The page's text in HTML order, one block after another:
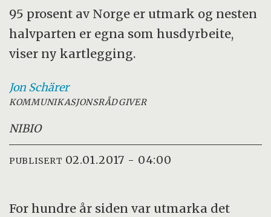
95 prosent av Norge er utmark og nesten
halvparten er egna som husdyrbeite,
viser ny kartlegging.
Jon Schärer
KOMMUNIKASJONSRÅDGIVER
NIBIO
PUBLISERT 02.01.2017 - 04:00
For hundre år siden var utmarka det